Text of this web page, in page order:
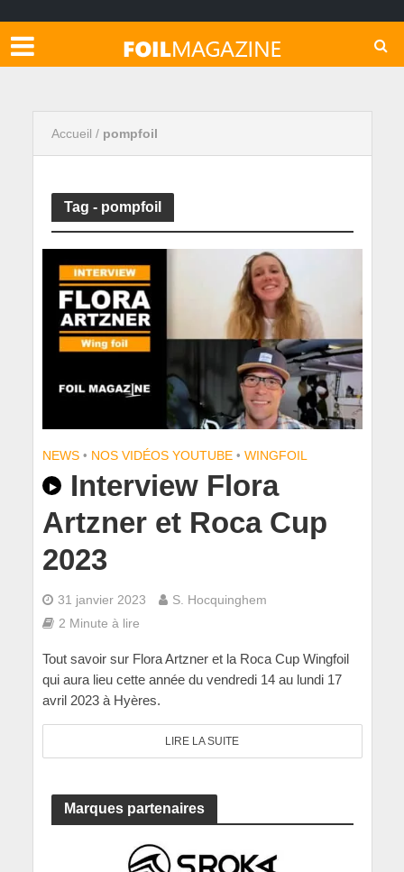
Accueil / pompfoil
Tag - pompfoil
NEWS • NOS VIDÉOS YOUTUBE • WINGFOIL
Interview Flora
Artzner et Roca Cup
2023
31 janvier 2023
S. Hocquinghem
2 Minute à lire
Tout savoir sur Flora Artzner et la Roca Cup Wingfoil
qui aura lieu cette année du vendredi 14 au lundi 17
avril 2023 à Hyères.
LIRE LA SUITE
Marques partenaires